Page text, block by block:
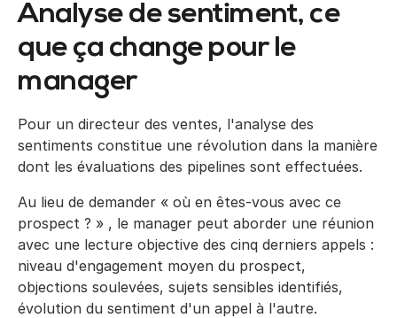
Analyse de sentiment, ce
que ça change pour le
manager
Pour un directeur des ventes, l'analyse des
sentiments constitue une révolution dans la manière
dont les évaluations des pipelines sont effectuées.
Au lieu de demander « où en êtes-vous avec ce
prospect ? » , le manager peut aborder une réunion
avec une lecture objective des cinq derniers appels :
niveau d'engagement moyen du prospect,
objections soulevées, sujets sensibles identifiés,
évolution du sentiment d'un appel à l'autre.